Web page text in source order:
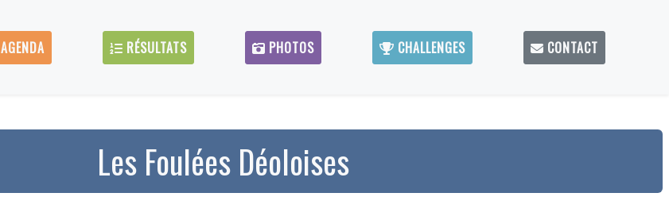
AGENDA RÉSULTATS PHOTOS CHALLENGES CONTACT
Les Foulées Déoloises